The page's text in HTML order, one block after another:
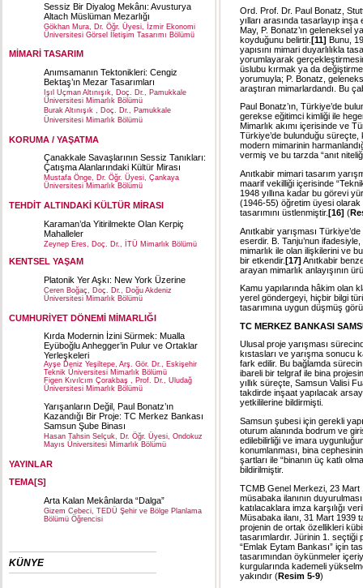
Sessiz Bir Diyalog Mekânı: Avusturya
Altach Müslüman Mezarlığı
Gökhan Mura, Dr. Öğr. Üyesi, İzmir Ekonomi
Üniversitesi Görsel İletişim Tasarımı Bölümü
MİMARİ TASARIM
Anımsamanın Tektonikleri: Cengiz
Bektaş’ın Mezar Tasarımları
Işıl Uçman Altınışık, Doç. Dr., Pamukkale
Üniversitesi Mimarlık Bölümü
Burak Altınışık , Doç. Dr., Pamukkale
Üniversitesi Mimarlık Bölümü
KORUMA / YAŞATMA
Çanakkale Savaşlarının Sessiz Tanıkları:
Çatışma Alanlarındaki Kültür Mirası
Mustafa Önge, Dr. Öğr. Üyesi, Çankaya
Üniversitesi Mimarlık Bölümü
TEHDİT ALTINDAKİ KÜLTÜR MİRASI
Karaman’da Yitirilmekte Olan Kerpiç
Mahalleler
Zeynep Eres, Doç. Dr., İTÜ Mimarlık Bölümü
KENTSEL YAŞAM
Platonik Yer Aşkı: New York Üzerine
Ceren Boğaç, Doç. Dr., Doğu Akdeniz
Üniversitesi Mimarlık Bölümü
CUMHURİYET DÖNEMİ MİMARLIĞI
Kırda Modernin İzini Sürmek: Mualla
Eyüboğlu Anhegger’in Pulur ve Ortaklar
Yerleşkeleri
Ayşe Deniz Yeşiltepe, Arş. Gör. Dr., Eskişehir
Teknik Üniversitesi Mimarlık Bölümü
Figen Kıvılcım Çorakbaş , Prof. Dr., Uludağ
Üniversitesi Mimarlık Bölümü
Yarışanların Değil, Paul Bonatz’ın
Kazandığı Bir Proje: TC Merkez Bankası
Samsun Şube Binası
Hasan Tahsin Selçuk, Dr. Öğr. Üyesi, Ondokuz
Mayıs Üniversitesi Mimarlık Bölümü
YAYINLAR
TEMA[S]
Arta Kalan Mekânlarda “Dalga”
Gizem Cebeci, TEDÜ Şehir ve Bölge Planlama
Bölümü Öğrencisi
KÜNYE
Ord. Prof. Dr. Paul Bonatz,
yılları arasında tasarlayıp
May, P. Bonatz’ın geleneksel
koyduğunu belirtir.[11] Bunu,
yapısını mimari duyarlılıkla
yorumlayarak
üslubu kırmak ya da
yorumuyla; P. Bonatz,
araştıran mimarlardandı. Bu
Paul Bonatz’ın, Türkiye’de
gerekse eğitimci kimliği ile
Mimarlık akımı içerisinde ve
Türkiye’de bulunduğu süreçte,
modern mimarinin
vermiş ve bu tarzda “anıt
Anıtkabir mimari tasarım
maarif vekilliği içerisinde
1948 yıllına kadar bu görevi
(1946-55) öğretim üyesi olarak
tasarımını üstlenmiştir.[16] (
Anıtkabir yarışması
eserdir. B. Tanju’nun
mimarlık ile olan ilişkilerini ve
bir etkendir.[17] Anıtkabir
arayan mimarlık anlayışının
Kamu yapılarında hâkim olan
yerel göndergeyi, hiçbir bilgi
tasarımına uygun düşmüş
TC MERKEZ BANKASI
Ulusal proje yarışması
kıstasları ve yarışma sonucu
fark edilir. Bu bağlamda
ibareli bir telgraf ile bina
yıllık süreçte, Samsun Valisi
takdirde inşaat yapılacak
yetkililerine bildirmişti.
Samsun şubesi için gerekli
oturum alanında bodrum ve
edilebilirliği ve imara
konumlanması, bina
şartları ile “binanın üç katlı
bildirilmiştir.
TCMB Genel Merkezi, 23 Mart
müsabaka ilanının
katılacaklara imza karşılığı
Müsabaka ilanı, 31 Mart 1939
projenin de ortak özellikleri
tasarımlardır. Jürinin 1. seçtiği
“Emlak Eytam Bankası” için
tasarımından öykünmeler
kurgularında kademeli
yakındır (Resim 5-9)